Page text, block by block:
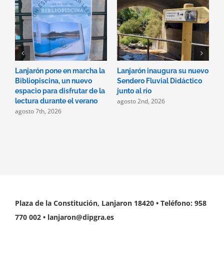
Lanjarón pone en marcha la
Bibliopiscina, un nuevo
espacio para disfrutar de la
lectura durante el verano
agosto 7th, 2026
Lanjarón inaugura su nuevo
Sendero Fluvial Didáctico
junto al río
agosto 2nd, 2026
Plaza de la Constitución, Lanjaron 18420 • Teléfono: 958
770 002 • lanjaron@dipgra.es